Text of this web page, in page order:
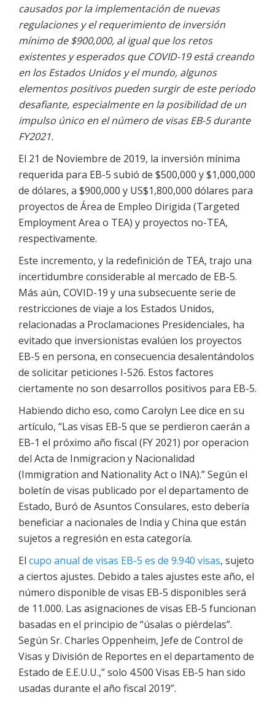
causados por la implementación de nuevas
regulaciones y el requerimiento de inversión
mínimo de $900,000, al igual que los retos
existentes y esperados que COVID-19 está creando
en los Estados Unidos y el mundo, algunos
elementos positivos pueden surgir de este periodo
desafiante, especialmente en la posibilidad de un
impulso único en el número de visas EB-5 durante
FY2021.
El 21 de Noviembre de 2019, la inversión mínima
requerida para EB-5 subió de $500,000 y $1,000,000
de dólares, a $900,000 y US$1,800,000 dólares para
proyectos de Área de Empleo Dirigida (Targeted
Employment Area o TEA) y proyectos no-TEA,
respectivamente.
Este incremento, y la redefinición de TEA, trajo una
incertidumbre considerable al mercado de EB-5.
Más aún, COVID-19 y una subsecuente serie de
restricciones de viaje a los Estados Unidos,
relacionadas a Proclamaciones Presidenciales, ha
evitado que inversionistas evalúen los proyectos
EB-5 en persona, en consecuencia desalentándolos
de solicitar peticiones I-526. Estos factores
ciertamente no son desarrollos positivos para EB-5.
Habiendo dicho eso, como Carolyn Lee dice en su
artículo, “Las visas EB-5 que se perdieron caerán a
EB-1 el próximo año fiscal (FY 2021) por operacion
del Acta de Inmigracion y Nacionalidad
(Immigration and Nationality Act o INA).” Según el
boletín de visas publicado por el departamento de
Estado, Buró de Asuntos Consulares, esto debería
beneficiar a nacionales de India y China que están
sujetos a regresión en esta categoría.
El cupo anual de visas EB-5 es de 9.940 visas, sujeto
a ciertos ajustes. Debido a tales ajustes este año, el
número disponible de visas EB-5 disponibles será
de 11.000. Las asignaciones de visas EB-5 funcionan
basadas en el principio de “úsalas o piérdelas”.
Según Sr. Charles Oppenheim, Jefe de Control de
Visas y División de Reportes en el departamento de
Estado de E.E.U.U.,” solo 4.500 Visas EB-5 han sido
usadas durante el año fiscal 2019”.